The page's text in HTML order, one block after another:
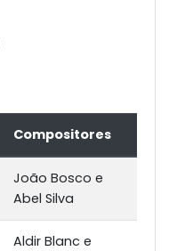
Compositores
João Bosco e
Abel Silva
Aldir Blanc e